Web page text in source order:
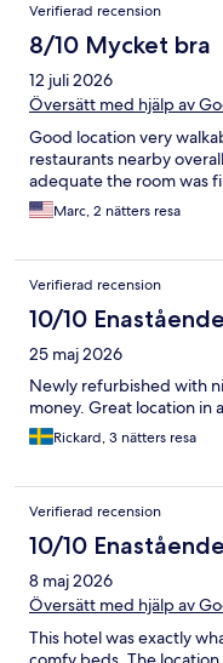
Verifierad recension
8/10 Mycket bra
12 juli 2026
Översätt med hjälp av
Good location very
restaurants nearby
adequate the room was
Marc, 2 nätters resa
Verifierad recension
10/10 Enastående
25 maj 2026
Newly refurbished with
money. Great location in
Rickard, 3 nätters resa
Verifierad recension
10/10 Enastående
8 maj 2026
Översätt med hjälp av
This hotel was exactly